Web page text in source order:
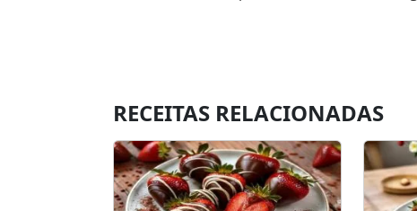
RECEITAS RELACIONADAS